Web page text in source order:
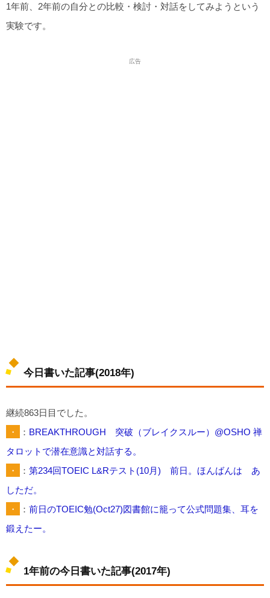
1年前、2年前の自分との比較・検討・対話をしてみようという
実験です。
広告
今日書いた記事(2018年)
継続863日目でした。
・
： BREAKTHROUGH 突破（ブレイクスルー）@OSHO 禅
タロットで潜在意識と対話する。
・
： 第234回TOEIC L&Rテスト(10月) 前日。ほんばんは あ
しただ。
・
： 前日のTOEIC勉(Oct27)図書館に籠って公式問題集、耳を
鍛えたー。
1年前の今日書いた記事(2017年)